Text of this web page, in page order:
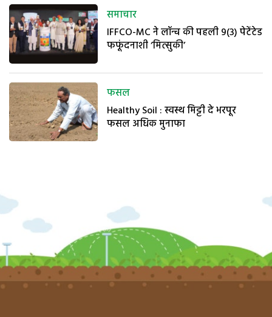
समाचार
IFFCO-MC ने लॉन्च की पहली 9(3) पेटेंटेड
फफूंदनाशी ‘मित्सुकी’
फसल
Healthy Soil : स्वस्थ मिट्टी दे भरपूर
फसल अधिक मुनाफा